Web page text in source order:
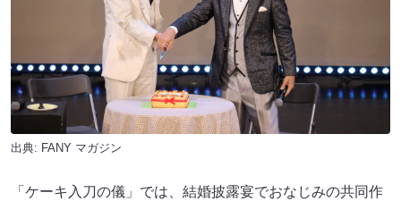
出典: FANY マガジン
「ケーキ入刀の儀」では、結婚披露宴でおなじみの共同作